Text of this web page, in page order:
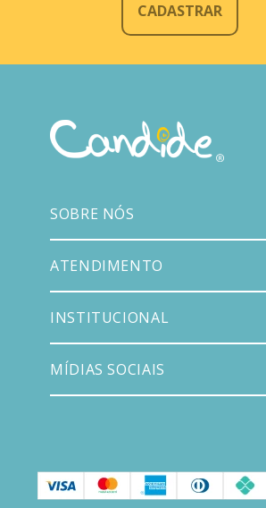
CADASTRAR
SOBRE NÓS
ATENDIMENTO
INSTITUCIONAL
MÍDIAS SOCIAIS